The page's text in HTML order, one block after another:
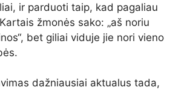
ir parduoti taip, kad pagaliau
žmonės sako: „aš noriu
bet giliai viduje jie nori vieno
dažniausiai aktualus tada,